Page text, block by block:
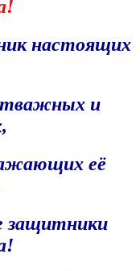
настоящих
и
её
защитники